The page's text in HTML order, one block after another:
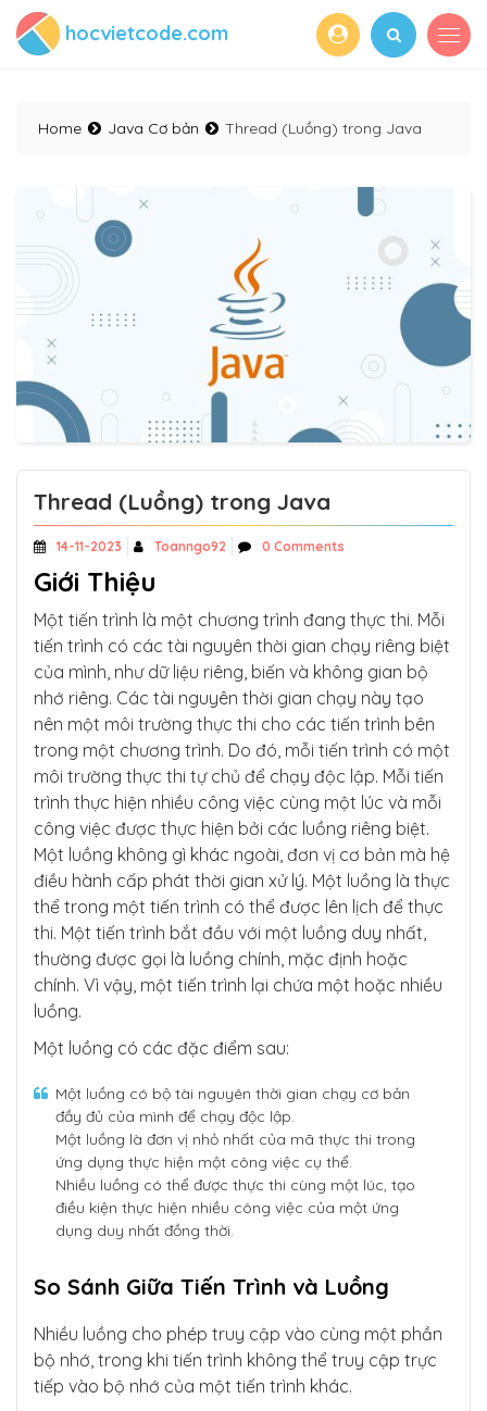
hocvietcode.com
Home Java Cơ bản Thread (Luồng) trong Java
Thread (Luồng) trong Java
14-11-2023 Toanngo92 0 Comments
Giới Thiệu
Một tiến trình là một chương trình đang thực thi. Mỗi
tiến trình có các tài nguyên thời gian chạy riêng biệt
của mình, như dữ liệu riêng, biến và không gian bộ
nhớ riêng. Các tài nguyên thời gian chạy này tạo
nên một môi trường thực thi cho các tiến trình bên
trong một chương trình. Do đó, mỗi tiến trình có một
môi trường thực thi tự chủ để chạy độc lập. Mỗi tiến
trình thực hiện nhiều công việc cùng một lúc và mỗi
công việc được thực hiện bởi các luồng riêng biệt.
Một luồng không gì khác ngoài, đơn vị cơ bản mà hệ
điều hành cấp phát thời gian xử lý. Một luồng là thực
thể trong một tiến trình có thể được lên lịch để thực
thi. Một tiến trình bắt đầu với một luồng duy nhất,
thường được gọi là luồng chính, mặc định hoặc
chính. Vì vậy, một tiến trình lại chứa một hoặc nhiều
luồng.
Một luồng có các đặc điểm sau:
Một luồng có bộ tài nguyên thời gian chạy cơ bản
đầy đủ của mình để chạy độc lập.
Một luồng là đơn vị nhỏ nhất của mã thực thi trong
ứng dụng thực hiện một công việc cụ thể.
Nhiều luồng có thể được thực thi cùng một lúc, tạo
điều kiện thực hiện nhiều công việc của một ứng
dụng duy nhất đồng thời.
So Sánh Giữa Tiến Trình và Luồng
Nhiều luồng cho phép truy cập vào cùng một phần
bộ nhớ, trong khi tiến trình không thể truy cập trực
tiếp vào bộ nhớ của một tiến trình khác.